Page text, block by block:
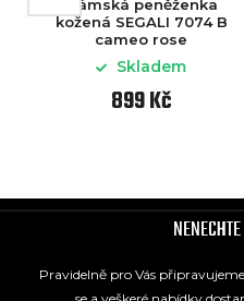
Dámská peněženka
kožená SEGALI 7074 B
cameo rose
Skladem
899 Kč
Pravidelně pro Vás